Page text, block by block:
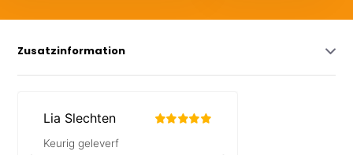
Zusatzinformation